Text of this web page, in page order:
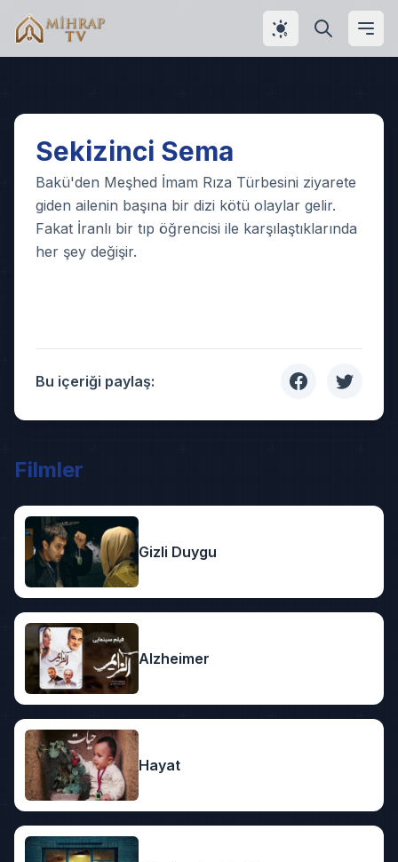
Play
Video
Sekizinci Sema
Bakü'den Meşhed İmam Rıza Türbesini ziyarete
giden ailenin başına bir dizi kötü olaylar gelir.
Fakat İranlı bir tıp öğrencisi ile karşılaştıklarında
her şey değişir.
Bu içeriği paylaş:
Filmler
Gizli Duygu
Alzheimer
Hayat